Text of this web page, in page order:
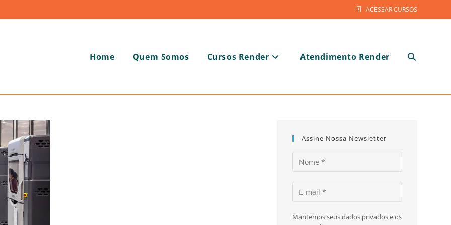
ACESSAR CURSOS
Home Quem Somos Cursos Render Atendimento Render Alternar
Assine Nossa Newsletter
Mantemos seus dados privados e os